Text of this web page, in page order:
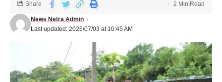
Last updated: 2026/07/03 at 10:45 AM
News Netra Admin
Share 2 Min Read